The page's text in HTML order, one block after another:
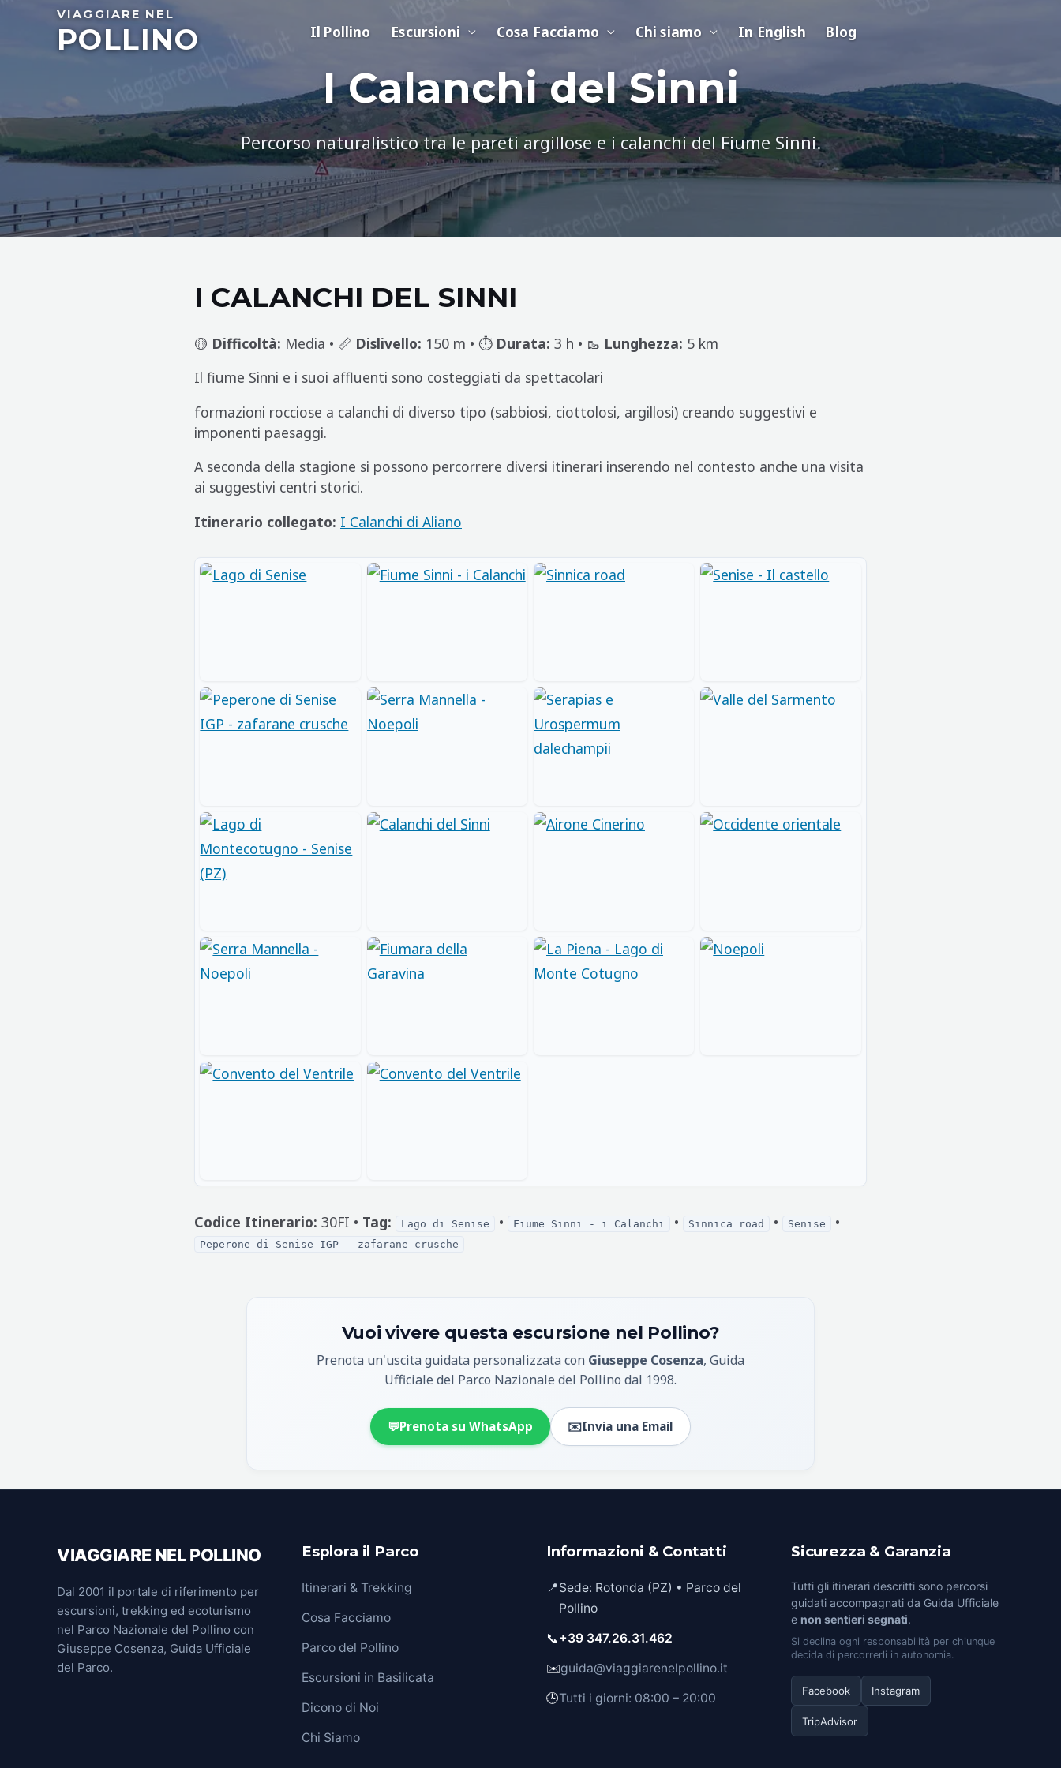
VIAGGIARE NEL
POLLINO Il Pollino Escursioni Cosa Facciamo Chi siamo In English Blog
I Calanchi del Sinni
Percorso naturalistico tra le pareti argillose e i calanchi del Fiume Sinni.
I CALANCHI DEL SINNI
🟡 Difficoltà: Media • 📏 Dislivello: 150 m • ⏱️ Durata: 3 h • 🥾 Lunghezza: 5 km
Il fiume Sinni e i suoi affluenti sono costeggiati da spettacolari
formazioni rocciose a calanchi di diverso tipo (sabbiosi, ciottolosi, argillosi) creando suggestivi e
imponenti paesaggi.
A seconda della stagione si possono percorrere diversi itinerari inserendo nel contesto anche una visita
ai suggestivi centri storici.
Itinerario collegato: I Calanchi di Aliano
Codice Itinerario: 30FI • Tag: Lago di Senise • Fiume Sinni - i Calanchi • Sinnica road • Senise •
Peperone di Senise IGP - zafarane crusche
Vuoi vivere questa escursione nel Pollino?
Prenota un'uscita guidata personalizzata con Giuseppe Cosenza, Guida
Ufficiale del Parco Nazionale del Pollino dal 1998.
💬Prenota su WhatsApp ✉️Invia una Email
VIAGGIARE NEL POLLINO
Dal 2001 il portale di riferimento per
escursioni, trekking ed ecoturismo
nel Parco Nazionale del Pollino con
Giuseppe Cosenza, Guida Ufficiale
del Parco.
Esplora il Parco
Itinerari & Trekking
Cosa Facciamo
Parco del Pollino
Escursioni in Basilicata
Dicono di Noi
Chi Siamo
Informazioni & Contatti
📍Sede: Rotonda (PZ) • Parco del
Pollino
📞+39 347.26.31.462
✉️guida@viaggiarenelpollino.it
🕒Tutti i giorni: 08:00 – 20:00
Sicurezza & Garanzia
Tutti gli itinerari descritti sono percorsi
guidati accompagnati da Guida Ufficiale
e non sentieri segnati.
Si declina ogni responsabilità per chiunque
decida di percorrerli in autonomia.
Facebook Instagram
TripAdvisor